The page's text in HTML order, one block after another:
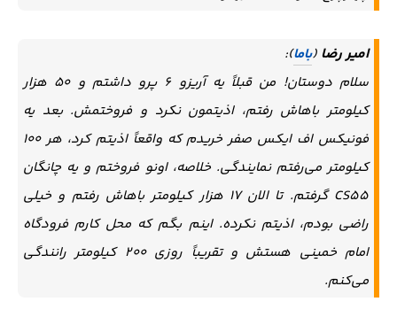
امیر رضا (باما):
سلام دوستان! من قبلاً یه آریزو ۶ پرو داشتم و ۵۰ هزار
کیلومتر باهاش رفتم، اذیتمون نکرد و فروختمش. بعد یه
فونیکس اف ایکس صفر خریدم که واقعاً اذیتم کرد، هر ۱۰۰
کیلومتر می‌رفتم نمایندگی. خلاصه، اونو فروختم و یه چانگان
CS55 گرفتم. تا الان ۱۷ هزار کیلومتر باهاش رفتم و خیلی
راضی بودم، اذیتم نکرده. اینم بگم که محل کارم فرودگاه
امام خمینی هستش و تقریباً روزی ۲۰۰ کیلومتر رانندگی
می‌کنم.